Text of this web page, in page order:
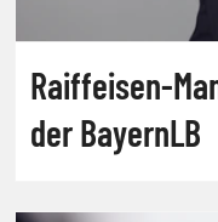
Raiffeisen-
der BayernLB